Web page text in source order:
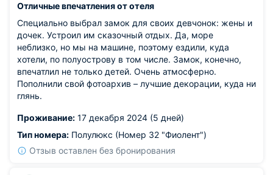
Отличные впечатления от отеля
Специально выбрал замок для своих девчонок: жены и
дочек. Устроил им сказочный отдых. Да, море
неблизко, но мы на машине, поэтому ездили, куда
хотели, по полуострову в том числе. Замок, конечно,
впечатлил не только детей. Очень атмосферно.
Пополнили свой фотоархив – лучшие декорации, куда ни
глянь.
Проживание: 17 декабря 2024 (5 дней)
Тип номера: Полулюкс (Номер 32 "Фиолент")
Отзыв оставлен без бронирования